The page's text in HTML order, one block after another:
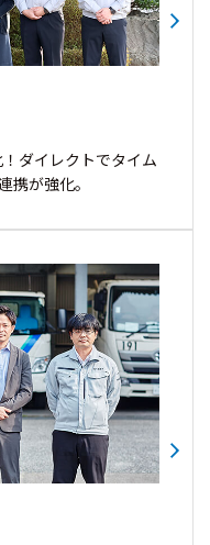
ダイレクトでタイム
携が強化。